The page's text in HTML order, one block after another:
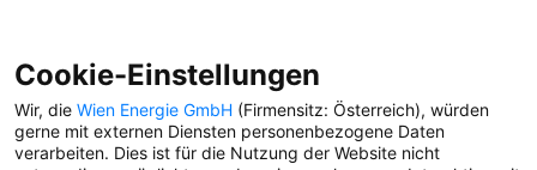
SPASS
Cookie-Einstellungen
Wir, die Wien Energie GmbH (Firmensitz: Österreich), würden
gerne mit externen Diensten personenbezogene Daten
verarbeiten. Dies ist für die Nutzung der Website nicht